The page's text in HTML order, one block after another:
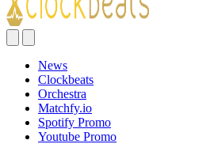
News
Clockbeats
Orchestra
Matchfy.io
Spotify Promo
Youtube Promo